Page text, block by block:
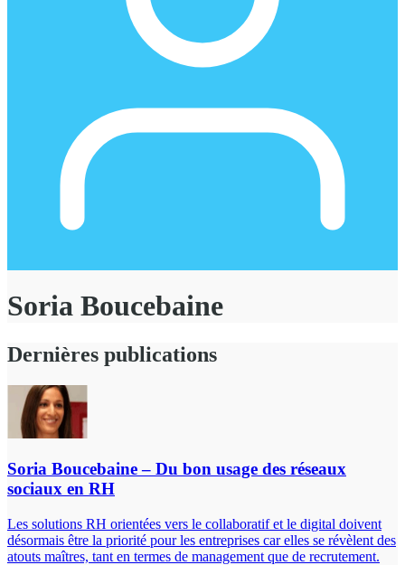
Soria Boucebaine
Dernières publications
Soria Boucebaine – Du bon usage des réseaux
sociaux en RH
Les solutions RH orientées vers le collaboratif et le digital doivent
désormais être la priorité pour les entreprises car elles se révèlent des
atouts maîtres, tant en termes de management que de recrutement.